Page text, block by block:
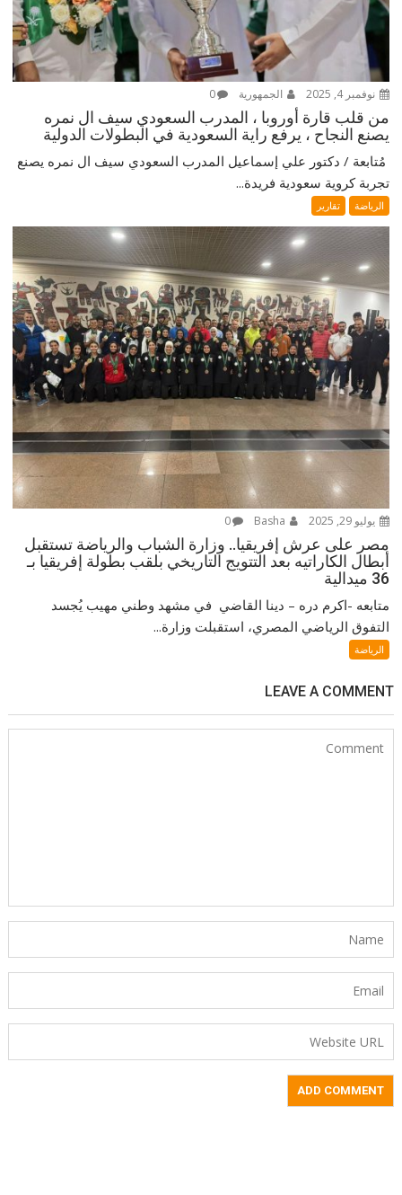
نوفمبر 4, 2025 الجمهورية 0
من قلب قارة أوروبا ، المدرب السعودي سيف ال نمره
يصنع النجاح ، يرفع راية السعودية في البطولات الدولية
‎ مُتابعة / دكتور علي إسماعيل ‎المدرب السعودي سيف ال نمره يصنع
تجربة كروية سعودية فريدة...
الرياضة تقارير
يوليو 29, 2025 0
مصر على عرش إفريقيا.. وزارة الشباب والرياضة تستقبل
أبطال الكاراتيه بعد التتويج التاريخي بلقب بطولة إفريقيا بـ
36 ميدالية
متابعه -اكرم دره – دينا القاضي في مشهد وطني مهيب يُجسد
التفوق الرياضي المصري، استقبلت وزارة...
الرياضة
LEAVE A COMMENT